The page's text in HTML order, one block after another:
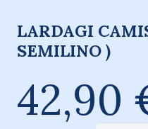
LARDAGI
SEMILINO )
42,90